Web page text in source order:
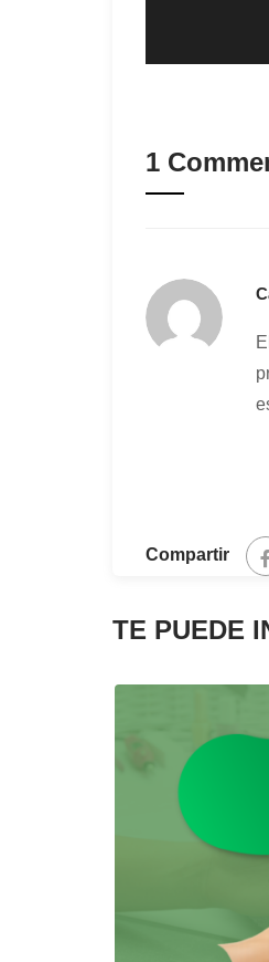
1
Compartir
TE PUEDE